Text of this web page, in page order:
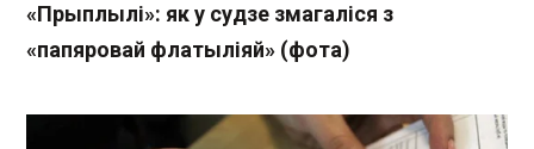
«Прыплылі»: як у судзе змагаліся з
«папяровай флатыліяй» (фота)